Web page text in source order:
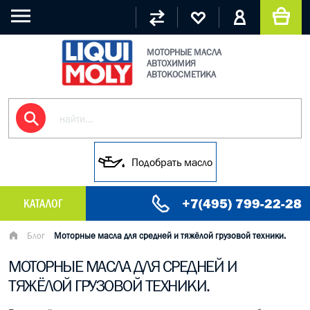
МОТОРНЫЕ МАСЛА
АВТОХИМИЯ
АВТОКОСМЕТИКА
Подобрать масло
КАТАЛОГ +7(495) 799-22-28
МАСЛО МОТОРНОЕ
ГРУЗОВЫЕ МАСЛА
Блог Моторные масла для средней и тяжёлой грузовой техники.
МОТОРНЫЕ МАСЛА ДЛЯ СРЕДНЕЙ И
ТЯЖЁЛОЙ ГРУЗОВОЙ ТЕХНИКИ.